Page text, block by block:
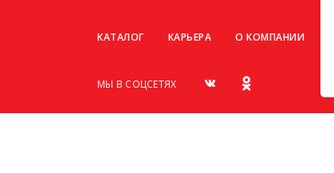
КАТАЛОГ КАРЬЕРА О КОМПАНИИ
МЫ В СОЦСЕТЯХ